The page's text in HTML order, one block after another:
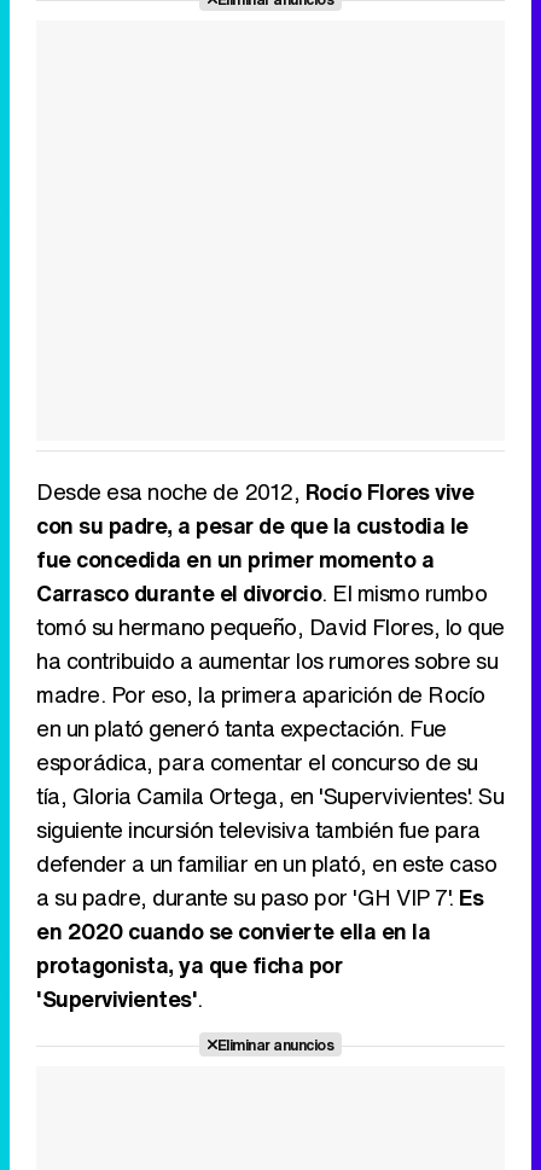
Desde esa noche de 2012, Rocío Flores vive
con su padre, a pesar de que la custodia le
fue concedida en un primer momento a
Carrasco durante el divorcio. El mismo rumbo
tomó su hermano pequeño, David Flores, lo que
ha contribuido a aumentar los rumores sobre su
madre. Por eso, la primera aparición de Rocío
en un plató generó tanta expectación. Fue
esporádica, para comentar el concurso de su
tía, Gloria Camila Ortega, en 'Supervivientes'. Su
siguiente incursión televisiva también fue para
defender a un familiar en un plató, en este caso
a su padre, durante su paso por 'GH VIP 7'. Es
en 2020 cuando se convierte ella en la
protagonista, ya que ficha por
'Supervivientes'.
Eliminar anuncios